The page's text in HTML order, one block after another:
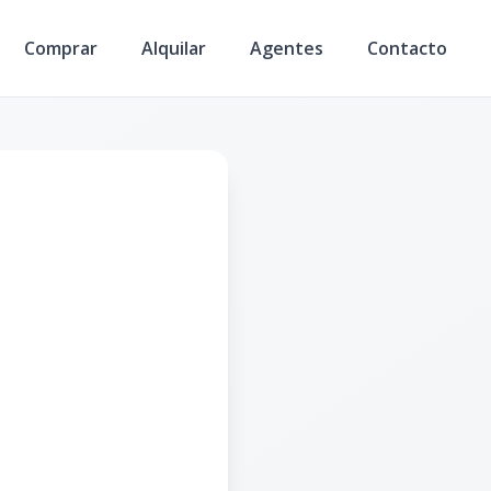
Comprar Alquilar Agentes Contacto